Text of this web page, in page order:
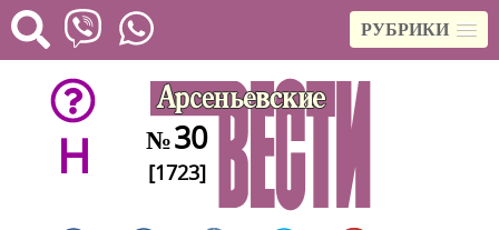
РУБРИКИ
H №30
[1723]